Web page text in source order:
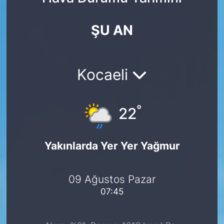
ŞU AN
Kocaeli
22°
Yakınlarda Yer Yer Yağmur
09 Ağustos Pazar
07:45
SAVUNMA SANAYİ
FUAR TAKVİMİ
Amerika Fuarları
FESTİVAL HABERLERİ
FESTİVAL TAKVİMİ